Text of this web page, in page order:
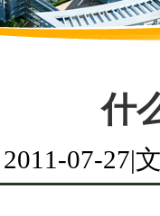
什
2011-07-27|